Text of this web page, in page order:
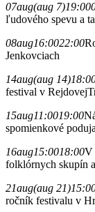
07aug(aug 7)19:00
ľudového spevu a
08aug16:0022:00
Jenkovciach
14aug(aug 14)
festival v Rejdovej
15aug11:0019:00
spomienkové
16aug15:0018:00V
folklórnych skupín
21aug(aug 21)
ročník festivalu v